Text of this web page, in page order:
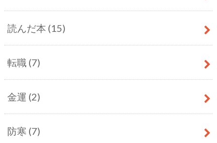
読んだ本 (15)
転職 (7)
金運 (2)
防寒 (7)